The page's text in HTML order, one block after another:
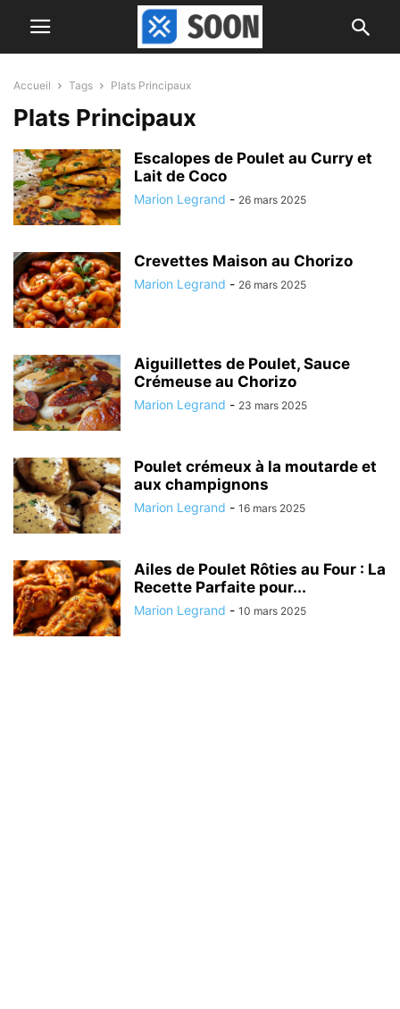
Accueil Tags Plats Principaux
Plats Principaux
Escalopes de Poulet au Curry et
Lait de Coco
Marion Legrand - 26 mars 2025
Crevettes Maison au Chorizo
Marion Legrand - 26 mars 2025
Aiguillettes de Poulet, Sauce
Crémeuse au Chorizo
Marion Legrand - 23 mars 2025
Poulet crémeux à la moutarde et
aux champignons
Marion Legrand - 16 mars 2025
Ailes de Poulet Rôties au Four : La
Recette Parfaite pour...
Marion Legrand - 10 mars 2025